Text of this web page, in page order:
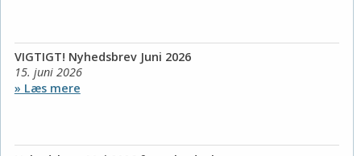
VIGTIGT! Nyhedsbrev Juni 2026
15. juni 2026
» Læs mere